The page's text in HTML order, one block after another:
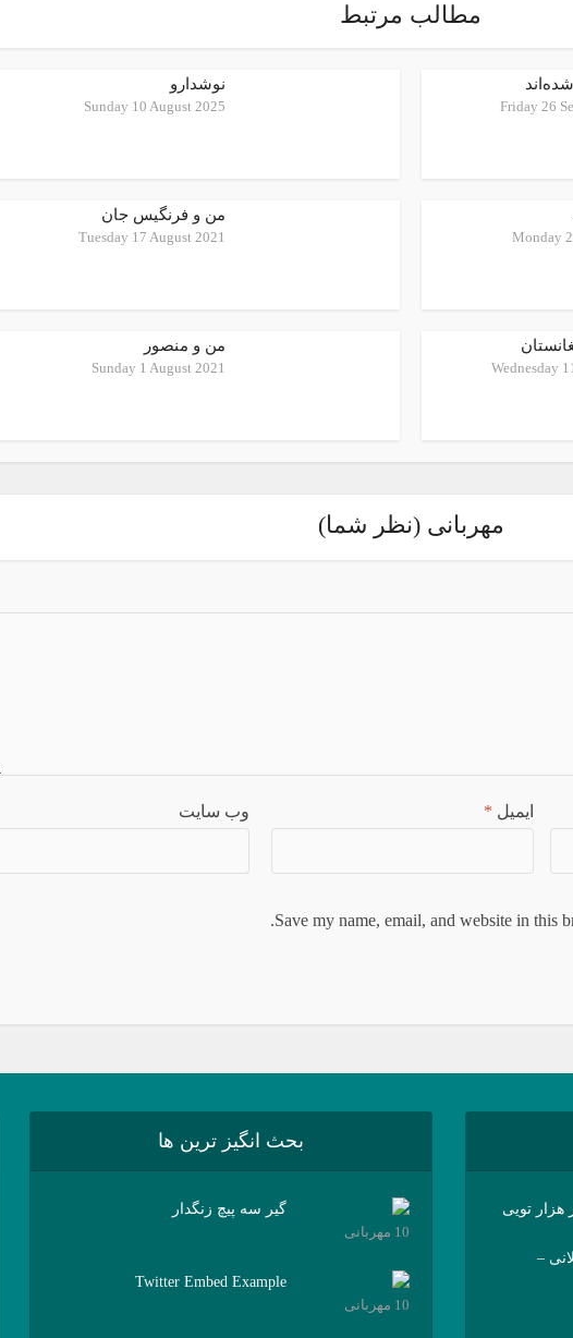
مطالب مرتبط
شده‌اند
Friday 26
نوشدارو
Sunday 10 August 2025
Monday
من و فرنگیس جان
Tuesday 17 August 2021
Wednesday
من و منصور
Sunday 1 August 2021
مهربانی (نظر شما)
ایمیل * وب سایت
Save my name, email, and website in this
بحث انگیز ترین ها
گیر سه پیچ زنگدار
10 مهربانی
Twitter Embed Example
10 مهربانی
هزار تویی
–